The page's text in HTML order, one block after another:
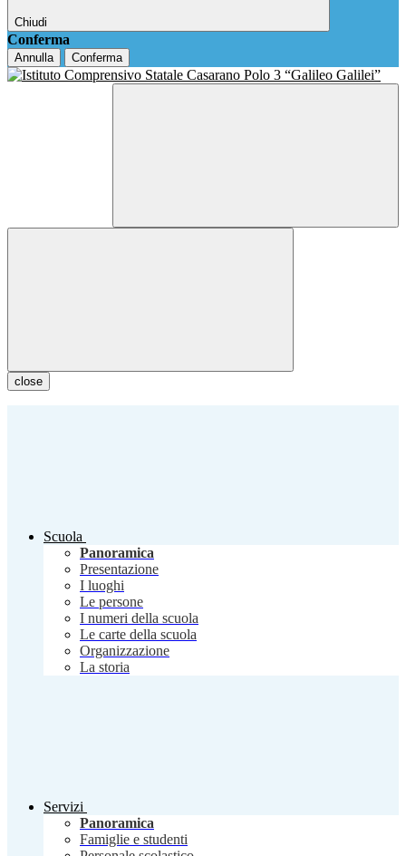
Chiudi
Conferma
Annulla Conferma
close
Scuola
Panoramica
Presentazione
I luoghi
Le persone
I numeri della scuola
Le carte della scuola
Organizzazione
La storia
Servizi
Panoramica
Famiglie e studenti